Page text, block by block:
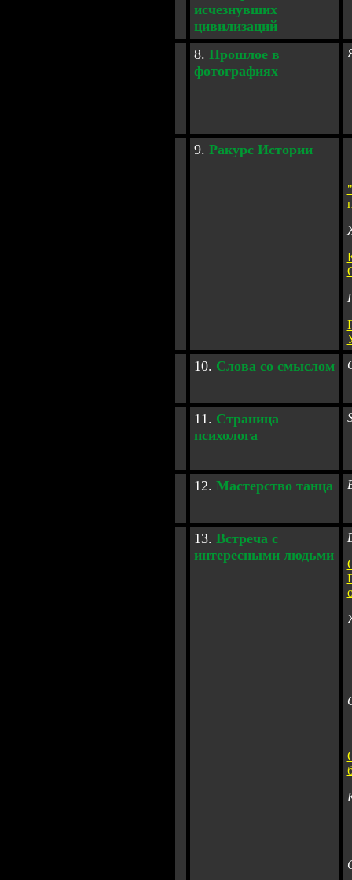
исчезнувших
цивилизаций
8. Прошлое в
фотографиях
9. Ракурс Истории
"
10. Слова со смыслом
11. Страница
психолога
12. Мастерство танца
13. Встреча с
интересными людьми